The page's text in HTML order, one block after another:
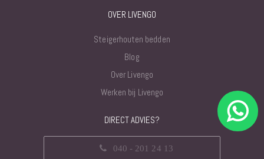
OVER LIVENGO
Steigerhouten bedden
Blog
Over Livengo
Werken bij Livengo
DIRECT ADVIES?
040 - 201 24 13